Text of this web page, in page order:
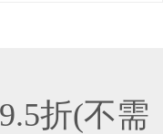
折(不需